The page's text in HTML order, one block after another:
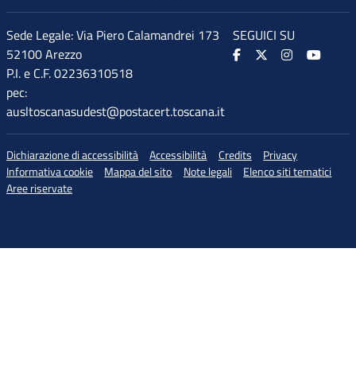
Sede Legale: Via Piero Calamandrei 173
52100 Arezzo
P.I. e C.F. 02236310518
pec:
ausltoscanasudest@postacert.toscana.it
SEGUICI SU
Dichiarazione di accessibilità Accessibilità Credits
Privacy
Informativa cookie
Mappa del sito Note legali
Elenco siti tematici
Aree riservate